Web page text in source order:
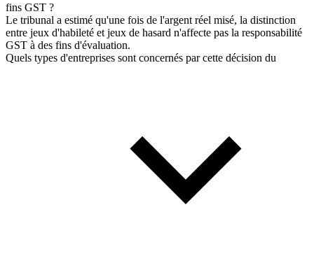
fins GST ?
Le tribunal a estimé qu'une fois de l'argent réel misé, la distinction
entre jeux d'habileté et jeux de hasard n'affecte pas la responsabilité
GST à des fins d'évaluation.
Quels types d'entreprises sont concernés par cette décision du